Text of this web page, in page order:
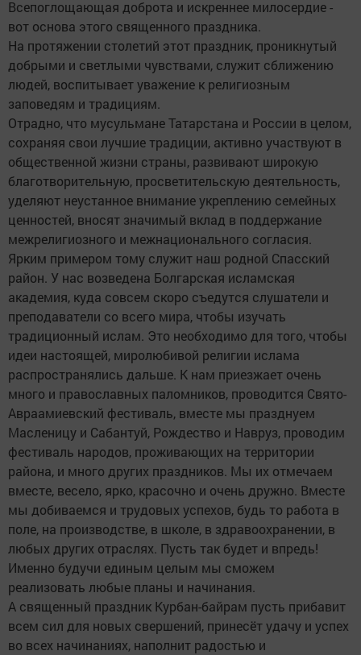
Всепоглощающая доброта и искреннее милосердие -
вот основа этого священного праздника.
На протяжении столетий этот праздник, проникнутый
добрыми и светлыми чувствами, служит сближению
людей, воспитывает уважение к религиозным
заповедям и традициям.
Отрадно, что мусульмане Татарстана и России в целом,
сохраняя свои лучшие традиции, активно участвуют в
общественной жизни страны, развивают широкую
благотворительную, просветительскую деятельность,
уделяют неустанное внимание укреплению семейных
ценностей, вносят значимый вклад в поддержание
межрелигиозного и межнационального согласия.
Ярким примером тому служит наш родной Спасский
район. У нас возведена Болгарская исламская
академия, куда совсем скоро съедутся слушатели и
преподаватели со всего мира, чтобы изучать
традиционный ислам. Это необходимо для того, чтобы
идеи настоящей, миролюбивой религии ислама
распространялись дальше. К нам приезжает очень
много и православных паломников, проводится Свято-
Авраамиевский фестиваль, вместе мы празднуем
Масленицу и Сабантуй, Рождество и Навруз, проводим
фестиваль народов, проживающих на территории
района, и много других праздников. Мы их отмечаем
вместе, весело, ярко, красочно и очень дружно. Вместе
мы добиваемся и трудовых успехов, будь то работа в
поле, на производстве, в школе, в здравоохранении, в
любых других отраслях. Пусть так будет и впредь!
Именно будучи единым целым мы сможем
реализовать любые планы и начинания.
А священный праздник Курбан-байрам пусть прибавит
всем сил для новых свершений, принесёт удачу и успех
во всех начинаниях, наполнит радостью и